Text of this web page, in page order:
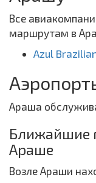
Все
маршрутам в
Azul
Араша
Ближайшие
Араше
Возле Араши